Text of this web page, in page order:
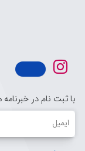
با ثبت نام در خبرنامه
ایمیل